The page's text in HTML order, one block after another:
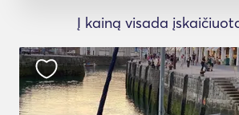
Į kainą visada